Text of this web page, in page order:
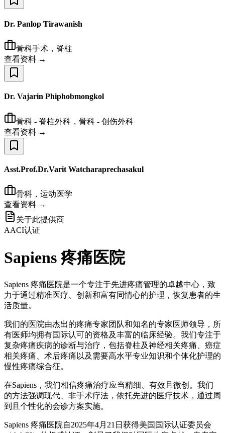
Dr. Panlop Tirawanish
骨科手术，脊柱
查看资料 →
Dr. Vajarin Phiphobmongkol
骨科 - 脊柱外科，骨科 - 创伤外科
查看资料 →
Asst.Prof.Dr.Varit Watcharaprechasakul
骨科，运动医学
查看资料 →
关于此提供商
AACI认证
Sapiens 疼痛医院
Sapiens 疼痛医院是一个专注于先进疼痛管理的卓越中心，致
力于通过精准医疗、创新和富有同情心的护理，恢复患者的生
活质量。
我们的医院由杰出的疼痛专家团队和知名的专家医师领导，所
有医师均拥有国际认可的资格及丰富的临床经验。我们专注于
复杂疼痛疾病的诊断与治疗，包括脊柱及神经相关疼痛、癌症
相关疼痛、术后疼痛以及需要高水平专业知识和个体化护理的
慢性疼痛综合征。
在Sapiens，我们相信疼痛治疗应当精细、有效且微创。我们
的方法强调现代、非手术疗法，依托先进的医疗技术，通过周
到且个性化的会诊方案实施。
Sapiens 疼痛医院自2025年4月21日获得美国国际认证委员会